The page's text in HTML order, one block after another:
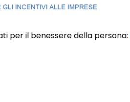
per il benessere della persona: